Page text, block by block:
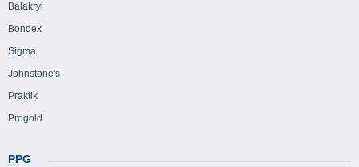
Balakryl
Bondex
Sigma
Johnstone's
Praktik
Progold
PPG